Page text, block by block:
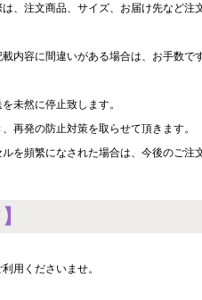
、注文商品、サイズ、お届け先など注
内容に間違いがある場合は、お手数で
未然に停止致します。
再発の防止対策を取らせて頂きます。
を頻繁になされた場合は、今後のご注
用くださいませ。